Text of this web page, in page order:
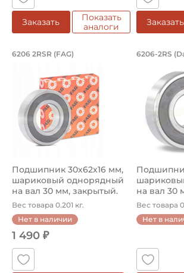
Заказать
Показать
аналоги
Заказать
Подшипник 30х62х16
6206 2RSR (FAG)
Подшипник 30х62х16 мм,
шариковый однорядный
на вал 30 мм, закрытый.
Арт...
Вес товара 0.201 кг.
Нет в наличии
1 490 ₽
6206-2RS
на вал 30
Арт...
Вес товара
Нет в